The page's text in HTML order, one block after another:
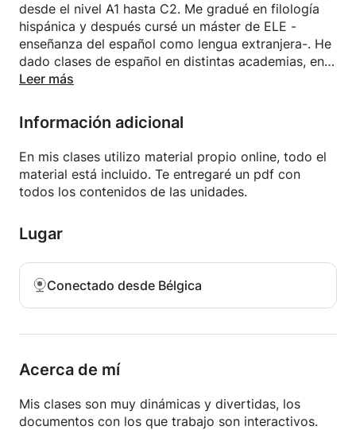
desde el nivel A1 hasta C2. Me gradué en filología
hispánica y después cursé un máster de ELE -
enseñanza del español como lengua extranjera-. He
dado clases de español en distintas academias, en
Nápoles, en Barcelona y ahora en Bélgica.
Leer más
Información adicional
En mis clases utilizo material propio online, todo el
material está incluido. Te entregaré un pdf con
todos los contenidos de las unidades.
Lugar
Conectado desde Bélgica
Acerca de mí
Mis clases son muy dinámicas y divertidas, los
documentos con los que trabajo son interactivos.